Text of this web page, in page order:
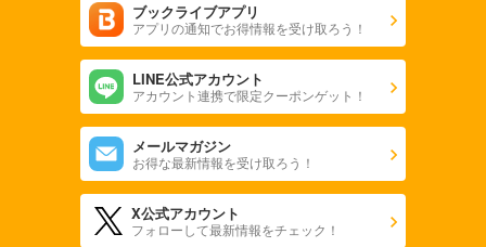
ブックライブアプリ
アプリの通知でお得情報を受け取ろう！
LINE公式アカウント
アカウント連携で限定クーポンゲット！
メールマガジン
お得な最新情報を受け取ろう！
X公式アカウント
フォローして最新情報をチェック！